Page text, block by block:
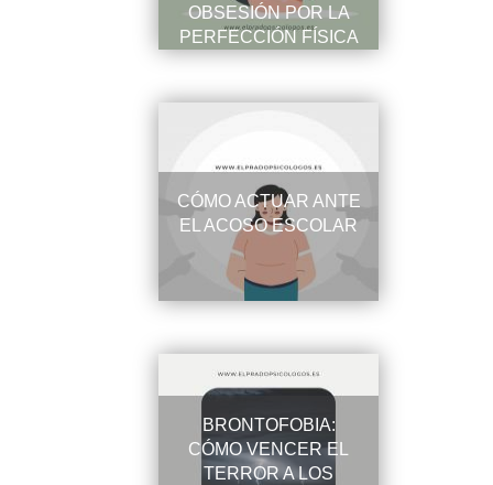
OBSESIÓN POR LA
PERFECCIÓN FÍSICA
CÓMO ACTUAR ANTE
EL ACOSO ESCOLAR
BRONTOFOBIA:
CÓMO VENCER EL
TERROR A LOS